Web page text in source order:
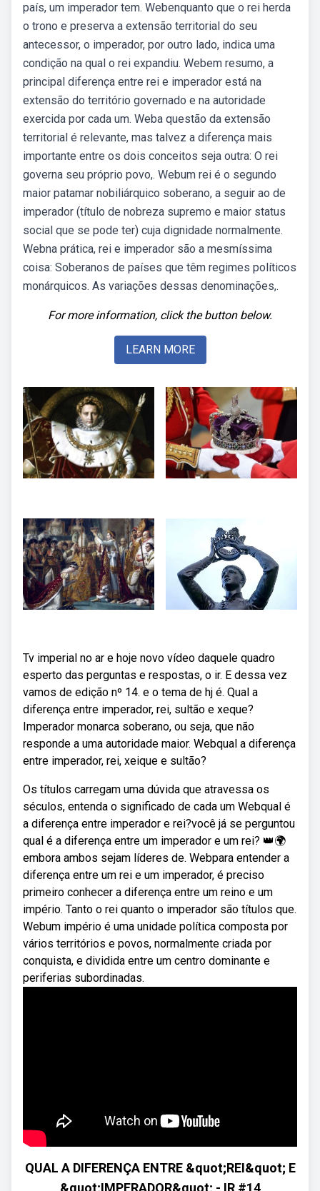
país, um imperador tem. Webenquanto que o rei herda
o trono e preserva a extensão territorial do seu
antecessor, o imperador, por outro lado, indica uma
condição na qual o rei expandiu. Webem resumo, a
principal diferença entre rei e imperador está na
extensão do território governado e na autoridade
exercida por cada um. Weba questão da extensão
territorial é relevante, mas talvez a diferença mais
importante entre os dois conceitos seja outra: O rei
governa seu próprio povo,. Webum rei é o segundo
maior patamar nobiliárquico soberano, a seguir ao de
imperador (título de nobreza supremo e maior status
social que se pode ter) cuja dignidade normalmente.
Webna prática, rei e imperador são a mesmíssima
coisa: Soberanos de países que têm regimes políticos
monárquicos. As variações dessas denominações,.
For more information, click the button below.
LEARN MORE
Tv imperial no ar e hoje novo vídeo daquele quadro
esperto das perguntas e respostas, o ir. E dessa vez
vamos de edição nº 14. e o tema de hj é. Qual a
diferença entre imperador, rei, sultão e xeque?
Imperador monarca soberano, ou seja, que não
responde a uma autoridade maior. Webqual a diferença
entre imperador, rei, xeique e sultão?
Os títulos carregam uma dúvida que atravessa os
séculos, entenda o significado de cada um Webqual é
a diferença entre imperador e rei?você já se perguntou
qual é a diferença entre um imperador e um rei? 👑🌍
embora ambos sejam líderes de. Webpara entender a
diferença entre um rei e um imperador, é preciso
primeiro conhecer a diferença entre um reino e um
império. Tanto o rei quanto o imperador são títulos que.
Webum império é uma unidade política composta por
vários territórios e povos, normalmente criada por
conquista, e dividida entre um centro dominante e
periferias subordinadas.
QUAL A DIFERENÇA ENTRE &quot;REI&quot; E
&quot;IMPERADOR&quot; - IR #14